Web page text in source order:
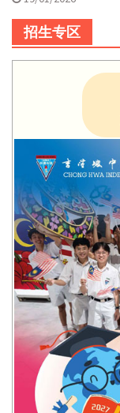
招生专区